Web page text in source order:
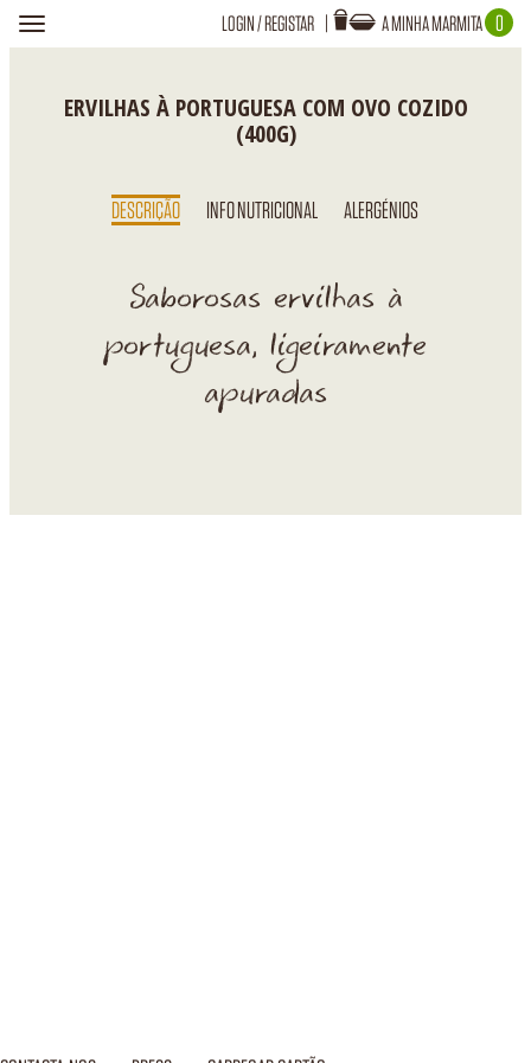
Toggle
navigation
A MINHA MARMITA 0
A TUA MARMITA ESTÁ VAZIA!
LOGIN/REGISTAR
ERVILHAS À PORTUGUESA COM OVO COZIDO
(400G)
DESCRIÇÃO INFO NUTRICIONAL ALERGÉNIOS
Saborosas ervilhas à
portuguesa, ligeiramente
apuradas